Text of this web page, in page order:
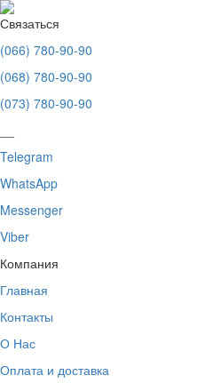
Связаться
(066) 780-90-90
(068) 780-90-90
(073) 780-90-90
Telegram
WhatsApp
Messenger
Viber
Компания
Главная
Контакты
О Нас
Оплата и доставка